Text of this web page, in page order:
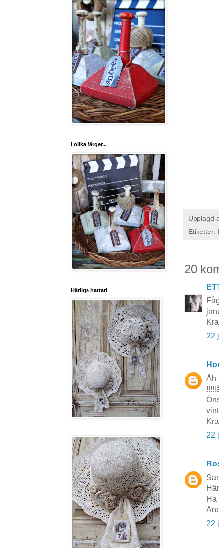
Upplagd
Etiketter:
20
22
Åh
22
Ha
22
I olika färger...
Härliga hattar!